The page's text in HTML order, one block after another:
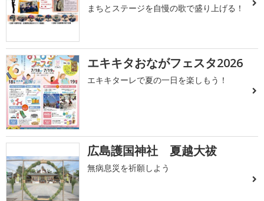
まちとステージを自慢の歌で盛り上げる！
エキキタおながフェスタ2026
エキキターレで夏の一日を楽しもう！
広島護国神社 夏越大祓
無病息災を祈願しよう